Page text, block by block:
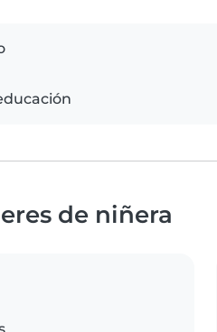
de niñera